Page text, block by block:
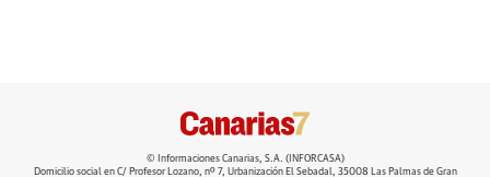
© Informaciones Canarias, S.A. (INFORCASA)
Domicilio social en C/ Profesor Lozano, nº 7, Urbanización El Sebadal, 35008 Las Palmas de Gran